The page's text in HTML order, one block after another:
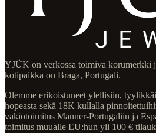
YJÜK on verkossa toimiva korumerkki
kotipaikka on Braga, Portugali.
Olemme erikoistuneet ylellisiin,
hopeasta sekä 18K kullalla
vakiotoimitus Manner-Portugaliin ja
toimitus muualle EU:hun yli 100 €